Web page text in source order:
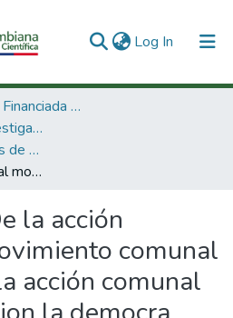
Log In (current)
1. Investigación Financiada con Recursos Públicos
1.1 Productos de investigación
1.1.1. Informes Finales de Proyectos de Investigación
De la acción comunal al movimiento comunal en Antioquia la acción comunal entre la tradicion la democra tizacion y la modernizacion
la acción
comunal
acción comunal